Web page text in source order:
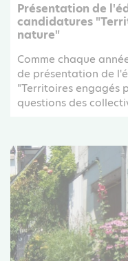
Présentation de
candidatures
nature"
Comme chaque
de présentation de
"Territoires engagés
questions des